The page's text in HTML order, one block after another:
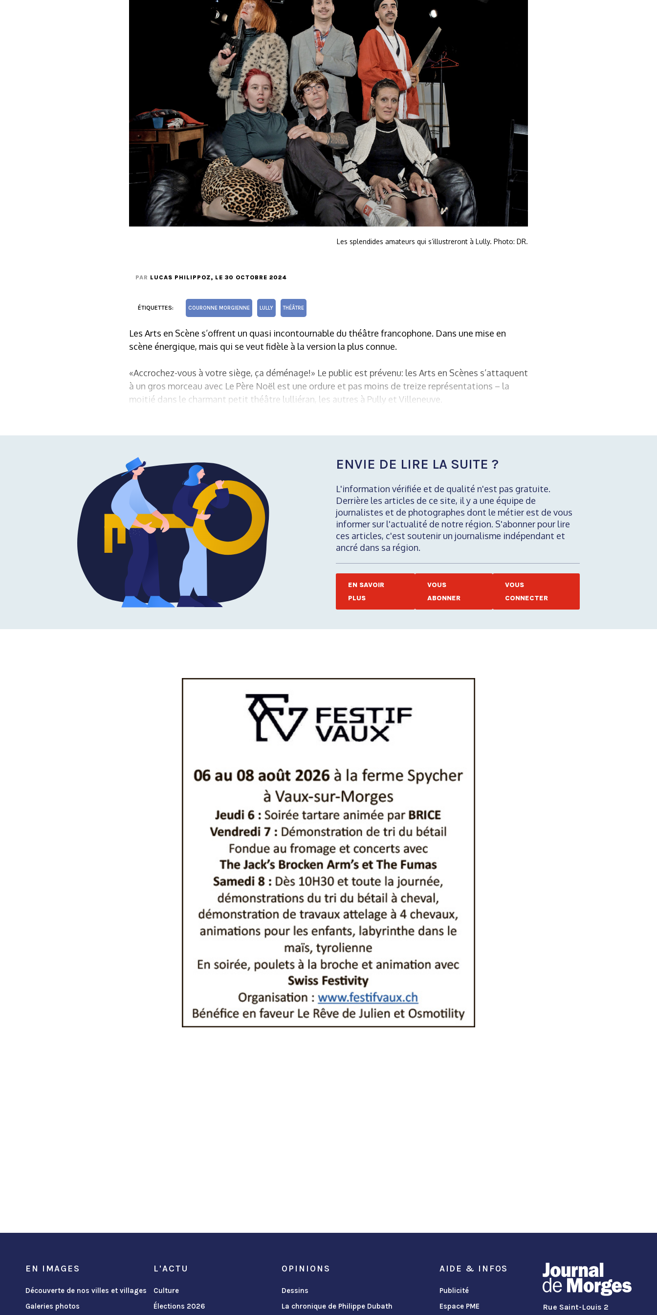
Les splendides amateurs qui s’illustreront à Lully. Photo: DR.
PAR LUCAS PHILIPPOZ, LE 30 OCTOBRE 2024
ÉTIQUETTES: COURONNE MORGIENNE LULLY THÉÂTRE
Les Arts en Scène s’offrent un quasi incontournable du théâtre francophone. Dans une mise en
scène énergique, mais qui se veut fidèle à la version la plus connue.
«Accrochez-vous à votre siège, ça déménage!» Le public est prévenu: les Arts en Scènes s’attaquent
à un gros morceau avec Le Père Noël est une ordure et pas moins de treize représentations – la
moitié dans le charmant petit théâtre lulliéran, les autres à Pully et Villeneuve.
ENVIE DE LIRE LA SUITE ?
L'information vérifiée et de qualité n'est pas gratuite.
Derrière les articles de ce site, il y a une équipe de
journalistes et de photographes dont le métier est de vous
informer sur l'actualité de notre région. S'abonner pour lire
ces articles, c'est soutenir un journalisme indépendant et
ancré dans sa région.
EN SAVOIR
PLUS
VOUS
ABONNER
VOUS
CONNECTER
EN IMAGES
Découverte de nos villes et villages
Galeries photos
L'ACTU
Culture
Élections 2026
OPINIONS
Dessins
La chronique de Philippe Dubath
AIDE & INFOS
Publicité
Espace PME
Rue Saint-Louis 2